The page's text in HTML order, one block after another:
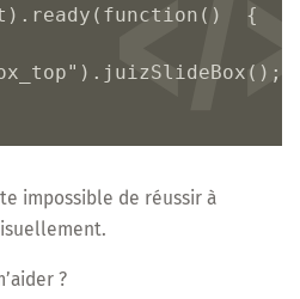
{
impossible de réussir à
?